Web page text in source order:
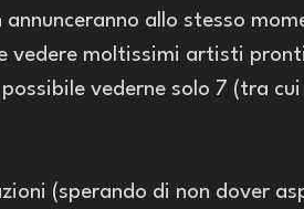
allo stesso
vedere moltissimi artisti
vederne solo 7 (tra
(sperando di non dover